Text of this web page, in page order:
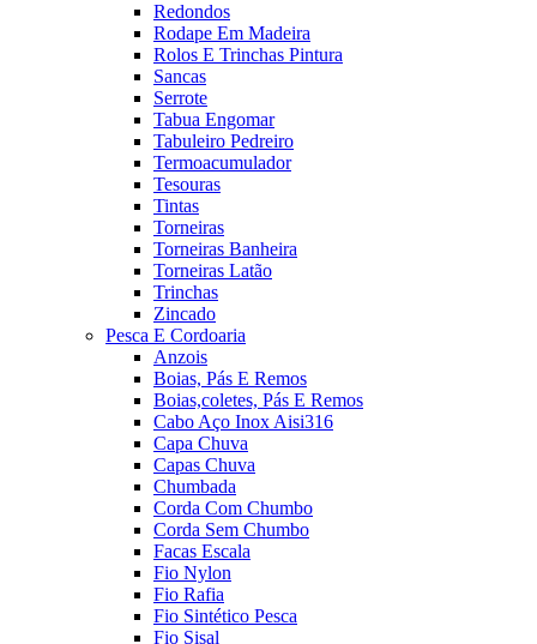
Redondos
Rodape Em Madeira
Rolos E Trinchas Pintura
Sancas
Serrote
Tabua Engomar
Tabuleiro Pedreiro
Termoacumulador
Tesouras
Tintas
Torneiras
Torneiras Banheira
Torneiras Latão
Trinchas
Zincado
Pesca E Cordoaria
Anzois
Boias, Pás E Remos
Boias,coletes, Pás E Remos
Cabo Aço Inox Aisi316
Capa Chuva
Capas Chuva
Chumbada
Corda Com Chumbo
Corda Sem Chumbo
Facas Escala
Fio Nylon
Fio Rafia
Fio Sintético Pesca
Fio Sisal